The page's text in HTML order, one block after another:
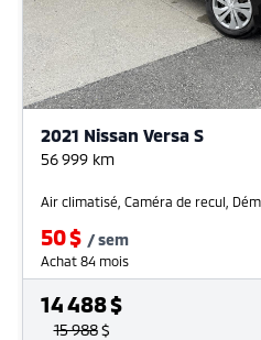
2021 Nissan Versa S
56 999 km
Air climatisé, Caméra de recul,
50$ /sem
Achat 84 mois
14 488$
15 988$